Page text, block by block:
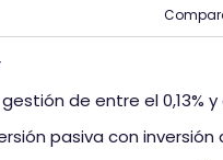
de entre el 0,13% y
pasiva con inversión